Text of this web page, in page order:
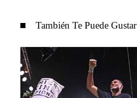
También Te Puede Gustar